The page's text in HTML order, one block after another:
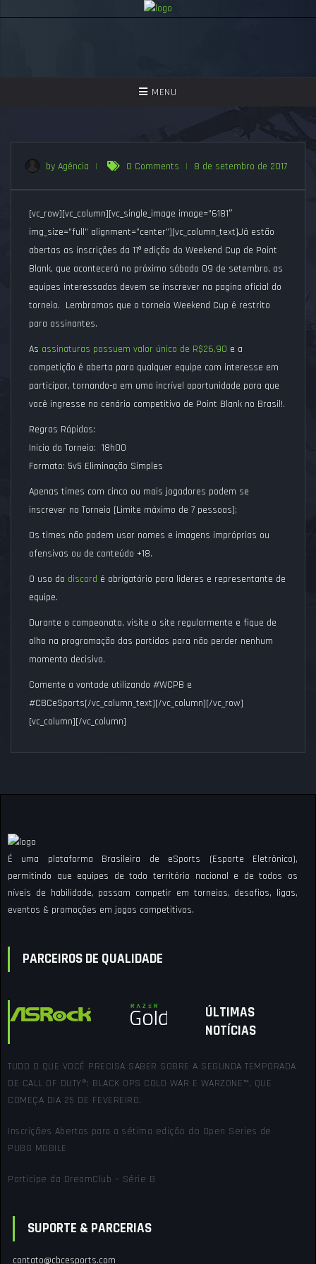
TOGGLE
MENU
ASSISTIR
PERGUNTAS FREQUENTES
SEJA UM APOIADOR!
by Agência | 0 Comments | 8 de setembro de 2017
[vc_row][vc_column][vc_single_image image=”6181″
img_size=”full” alignment=”center”][vc_column_text]Já estão
abertas as inscrições da 11º edição do Weekend Cup de Point
Blank, que acontecerá no próximo sábado 09 de setembro, as
equipes interessadas devem se inscrever na pagina oficial do
torneio. Lembramos que o torneio Weekend Cup é restrito
para assinantes.
As assinaturas possuem valor único de R$26,90 e a
competição é aberta para qualquer equipe com interesse em
participar, tornando-a em uma incrível oportunidade para que
você ingresse no cenário competitivo de Point Blank no Brasil!.
Regras Rápidas:
Inicio do Torneio: 18h00
Formato: 5v5 Eliminação Simples
Apenas times com cinco ou mais jogadores podem se
inscrever no Torneio [Limite máximo de 7 pessoas];
Os times não podem usar nomes e imagens impróprias ou
ofensivas ou de conteúdo +18.
O uso do discord é obrigatório para lideres e representante de
equipe.
Durante o campeonato, visite o site regularmente e fique de
olho na programação das partidas para não perder nenhum
momento decisivo.
Comente a vontade utilizando #WCPB e
#CBCeSports[/vc_column_text][/vc_column][/vc_row]
[vc_column][/vc_column]
É uma plataforma Brasileira de eSports (Esporte Eletrônico),
permitindo que equipes de todo território nacional e de todos os
níveis de habilidade, possam competir em torneios, desafios, ligas,
eventos & promoções em jogos competitivos.
PARCEIROS DE QUALIDADE
ÚLTIMAS
NOTÍCIAS
TUDO O QUE VOCÊ PRECISA SABER SOBRE A SEGUNDA TEMPORADA
DE CALL OF DUTY®: BLACK OPS COLD WAR E WARZONE™, QUE
COMEÇA DIA 25 DE FEVEREIRO.
Inscrições Abertas para a sétima edição do Open Series de
PUBG MOBILE
Participe da DreamClub – Série B
SUPORTE & PARCERIAS
contato@cbcesports.com